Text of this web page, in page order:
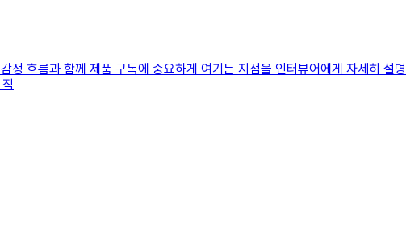
정 흐름과 함께 제품 구독에 중요하게 여기는 지점을 인터뷰어에게 자세히